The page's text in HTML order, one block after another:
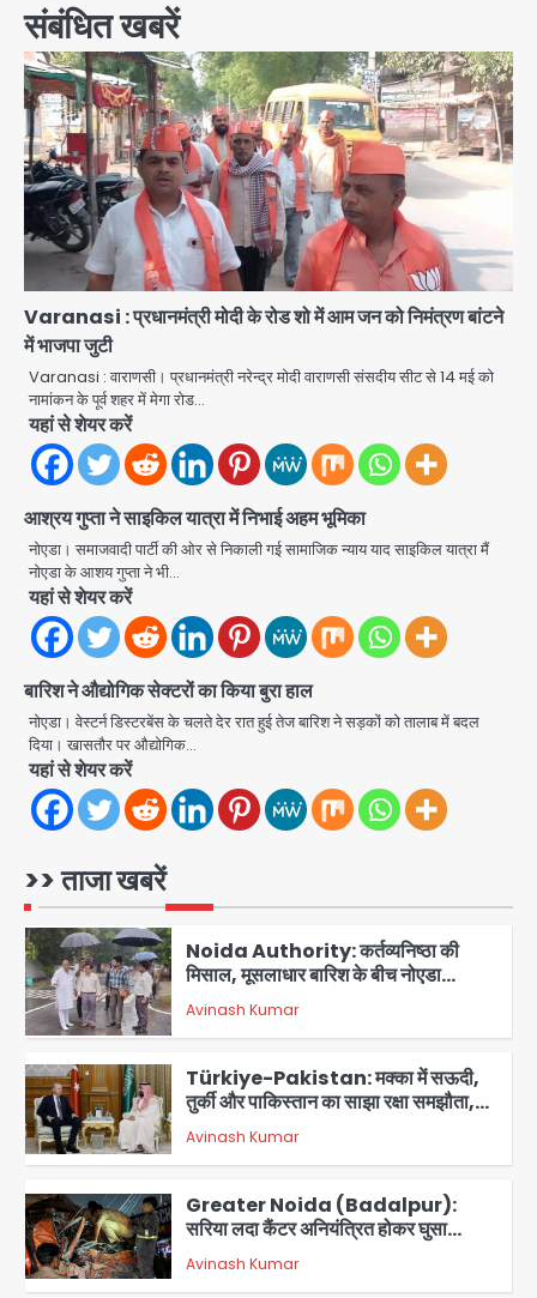
संबंधित खबरें
Varanasi : प्रधानमंत्री मोदी के रोड शो में आम जन को निमंत्रण बांटने
में भाजपा जुटी
Varanasi : वाराणसी। प्रधानमंत्री नरेन्द्र मोदी वाराणसी संसदीय सीट से 14 मई को
नामांकन के पूर्व शहर में मेगा रोड…
यहां से शेयर करें
आश्रय गुप्ता ने साइकिल यात्रा में निभाई अहम भूमिका
नोएडा। समाजवादी पार्टी की ओर से निकाली गई सामाजिक न्याय याद साइकिल यात्रा मैं
नोएडा के आशय गुप्ता ने भी…
यहां से शेयर करें
बारिश ने औद्योगिक सेक्टरों का किया बुरा हाल
नोएडा। वेस्टर्न डिस्टरबेंस के चलते देर रात हुई तेज बारिश ने सड़कों को तालाब में बदल
दिया। खासतौर पर औद्योगिक…
यहां से शेयर करें
>> ताजा खबरें
2
Noida Authority: कर्तव्यनिष्ठा की
प्राधिकरण ने संभाला मोर्चा, सेक्टर 105
आरडब्ल्यूए ने जताया आभार
Avinash Kumar
3
Türkiye-Pakistan: मक्का में सऊदी,
तुर्की और पाकिस्तान का साझा रक्षा समझौता,
जानें इसके मायने
4
किराना दुकान में , ड्राइवर की मौत
Avinash Kumar
5
DC Movie Review: लोकेश कनगराज की
एक्टिंग डेब्यू फिल्म विजुअली स्ट्राइकिंग लेकिन
स्क्रीनप्ले में कमजोर, लेकिन कहानी अधूरी रह
Avinash Kumar
1
Felix Hospital Noida: फेलिक्स
2
Noida Authority: कर्तव्यनिष्ठा की
मिसाल, मूसलाधार बारिश के बीच नोएडा
प्राधिकरण ने संभाला मोर्चा, सेक्टर 105
आरडब्ल्यूए ने जताया आभार
Avinash Kumar
3
Türkiye-Pakistan: मक्का में सऊदी,
तुर्की और पाकिस्तान का साझा रक्षा समझौता,
जानें इसके मायने
Avinash Kumar
4
Greater Noida (Badalpur):
सरिया लदा कैंटर अनियंत्रित होकर घुसा
किराना दुकान में , ड्राइवर की मौत
Avinash Kumar